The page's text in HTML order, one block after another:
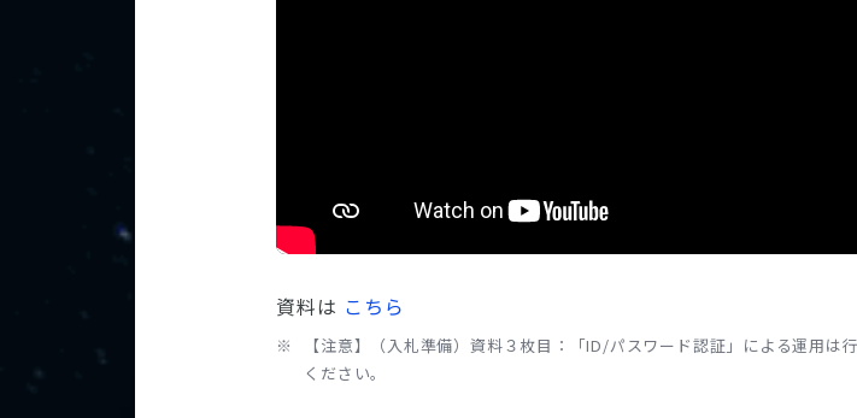
資料は こちら
【注意】（入札準備）資料３枚目：「ID/パスワード認証」による運用
ください。